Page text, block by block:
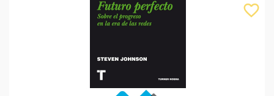
favorite_border